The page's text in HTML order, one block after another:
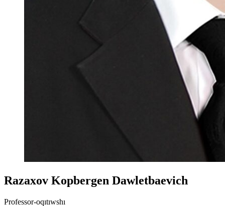
Razaxov Kopbergen Dawletbaevich
Professor-oqıtıwshı